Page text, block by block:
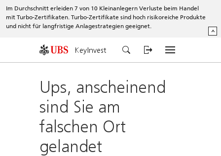
Im Durchschnitt erleiden 7 von 10 Kleinanlegern Verluste beim Handel
mit Turbo-Zertifikaten. Turbo-Zertifikate sind hoch risikoreiche Produkte
und nicht für langfristige Anlagestrategien geeignet.
^
KeyInvest
Ups, anscheinend
sind Sie am
falschen Ort
gelandet